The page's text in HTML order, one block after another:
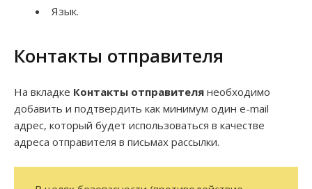
Язык.
Контакты отправителя
На вкладке Контакты отправителя необходимо
добавить и подтвердить как минимум один e-mail
адрес, который будет использоваться в качестве
адреса отправителя в письмах рассылки.